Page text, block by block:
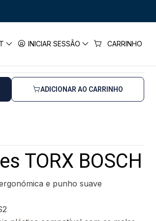
INICIAR SESSÃO CARRINHO
ADICIONAR AO CARRINHO
TORX BOSCH
e punho suave